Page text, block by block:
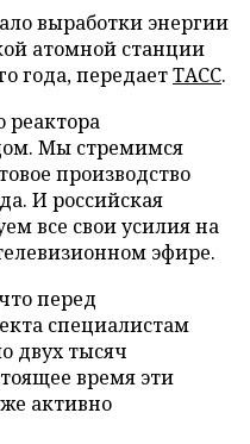
выработки энергии
атомной станции
года, передаетТАСС.
реактора
Мы стремимся
производство
И российская
все свои усилия на
эфире.
перед
специалистам
двух тысяч
время эти
активно